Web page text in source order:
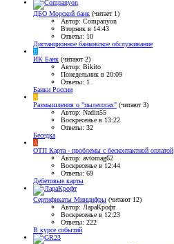
ДБО Морской банк (читает 1)
Автор: Companyon
Вторник в 14:43
Ответы: 10
Дистанционное банковское обслуживание
B
ИК Банк (читают 2)
Автор: Bikito
Понедельник в 20:09
Ответы: 1
Банки России
N
Размышления о "пылесосах" (читают 3)
Автор: Nadin55
Воскресенье в 13:22
Ответы: 32
Беседка
A
ОТП Карта - проблемы с бесконтактной оплатой
Автор: avtomag62
Воскресенье в 12:44
Ответы: 69
Дебетовые карты
Сертификаты Минцифры (читают 12)
Автор: ЛараКрофт
Воскресенье в 12:23
Ответы: 222
В курсе событий